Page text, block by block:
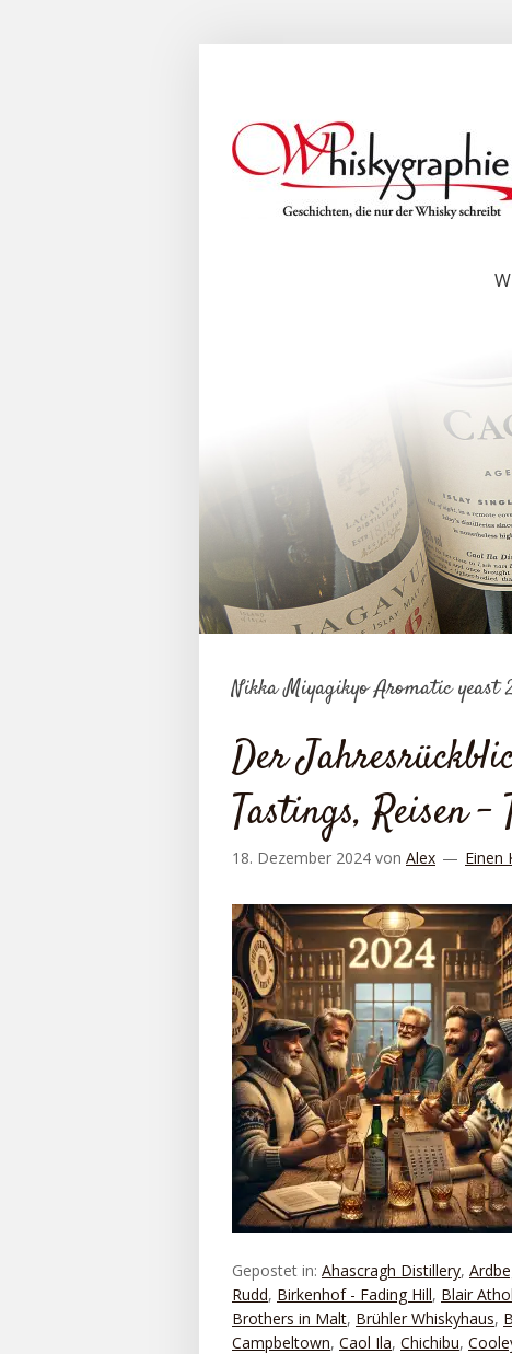
Nikka Miyagikyo Aromatic yeast
Der
Tastings, Reisen –
18. Dezember 2024 von Alex Einen
Gepostet in: Ahascragh Distillery,
Rudd, Birkenhof - Fading Hill, Blair Athol
Brothers in Malt, Brühler Whiskyhaus,
Campbeltown, Caol Ila, Chichibu,